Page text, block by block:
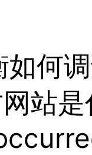
如何
站